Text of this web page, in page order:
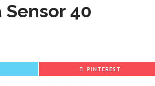
Sensor 40
PINTEREST